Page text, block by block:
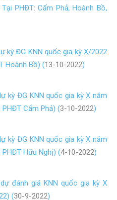
PHĐT: Cẩm Phả, Hoành Bồ,
kỳ ĐG KNN quốc gia kỳ X/2022
Hoành Bồ) (13-10-2022)
kỳ ĐG KNN quốc gia kỳ X năm
Cẩm Phả) (3-10-2022)
kỳ ĐG KNN quốc gia kỳ X năm
Hữu Nghị) (4-10-2022)
đánh giá KNN quốc gia kỳ X
(30-9-2022)